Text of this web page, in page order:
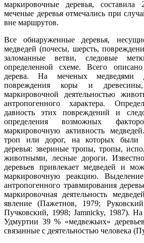
маркировочные деревья,
меченые деревья отмечались при
вне маршрутов.
Все обнаруженные деревья,
медведей (почесы, шерсть,
заломанные ветви, следовые
определенной схеме. Всего
дерева. На меченых медведями
повреждения коры и
маркировочной деятельностью
антропогенного характера.
давность этих повреждений и
определения возможных
маркировочную актив­ность
троп или дорог, на которых были
деревья: звериные тропы, тропы,
животными, лесные дороги.
деревьев привлекает медведей и
маркировочную реакцию.
антропогенного травмирования
марки­ровочная деятельность
явление (Пажетнов, 1979;
Пучковский, 1998; Jamnicky, 1987).
Удмуртии 39 % «мед­вежь­их»
связанные с деятельностью человека